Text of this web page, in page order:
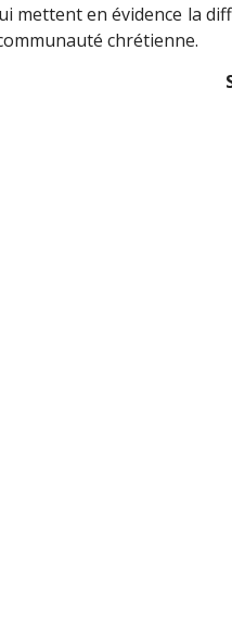
mettent en évidence la
chrétienne.